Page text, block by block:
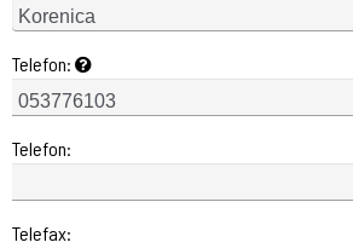
Telefon:
Telefon:
Telefax: